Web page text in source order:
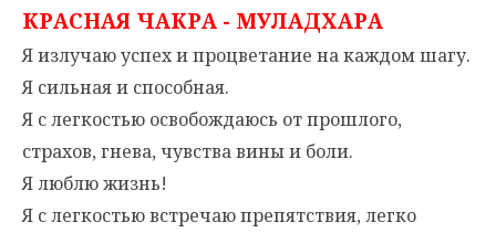
КРАСНАЯ ЧАКРА - МУЛАДХАРА
Я излучаю успех и процветание на каждом шагу.
Я сильная и способная.
Я с легкостью освобождаюсь от прошлого,
страхов, гнева, чувства вины и боли.
Я люблю жизнь!
Я с легкостью встречаю препятствия, легко